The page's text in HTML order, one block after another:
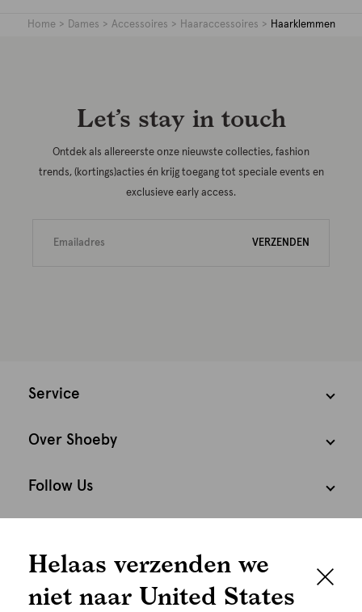
graag persoonlijk
Home Dames Accessoires Haaraccessoires Haarklemmen
Let’s stay in touch
Ontdek als allereerste onze nieuwste collecties, fashion
trends, (kortings)acties én krijg toegang tot speciale events en
exclusieve early access.
VERZENDEN
Service
Over Shoeby
Follow Us
Nederland Nederlands
Helaas verzenden we
niet naar United States